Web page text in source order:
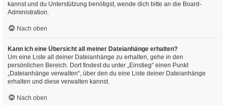
kannst und du Unterstützung benötigst, wende dich bitte an die Board-
Administration.
Nach oben
Kann ich eine Übersicht all meiner Dateianhänge erhalten?
Um eine Liste all deiner Dateianhänge zu erhalten, gehe in den
persönlichen Bereich. Dort findest du unter „Einstieg“ einen Punkt
„Dateianhänge verwalten“, über den du eine Liste deiner Dateianhänge
erhalten und diese verwalten kannst.
Nach oben